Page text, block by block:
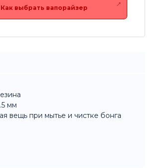
Как выбрать вапорайзер
мм
вещь при мытье и чистке бонга